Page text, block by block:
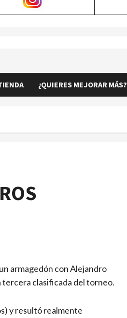
¿QUIERES MEJORAR MÁS?
armagedón con Alejandro
tercera clasificada del torneo.
y resultó realmente